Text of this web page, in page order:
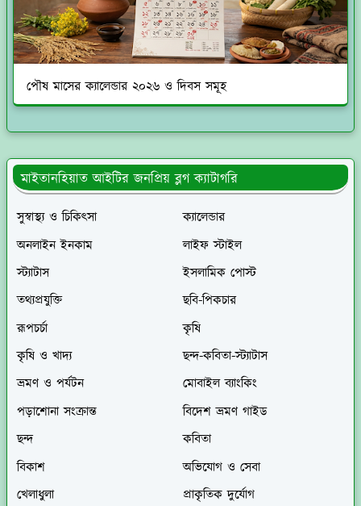
পৌষ মাসের ক্যালেন্ডার ২০২৬ ও দিবস সমূহ
মাইতানহিয়াত আইটির জনপ্রিয় ব্লগ ক্যাটাগরি
সুস্বাস্থ্য ও চিকিৎসা
ক্যালেন্ডার
অনলাইন ইনকাম
লাইফ স্টাইল
স্ট্যাটাস
ইসলামিক পোস্ট
তথ্যপ্রযুক্তি
ছবি-পিকচার
রূপচর্চা
কৃষি
কৃষি ও খাদ্য
ছন্দ-কবিতা-স্ট্যাটাস
ভ্রমণ ও পর্যটন
মোবাইল ব্যাংকিং
পড়াশোনা সংক্রান্ত
বিদেশ ভ্রমণ গাইড
ছন্দ
কবিতা
বিকাশ
অভিযোগ ও সেবা
খেলাধুলা
প্রাকৃতিক দুর্যোগ